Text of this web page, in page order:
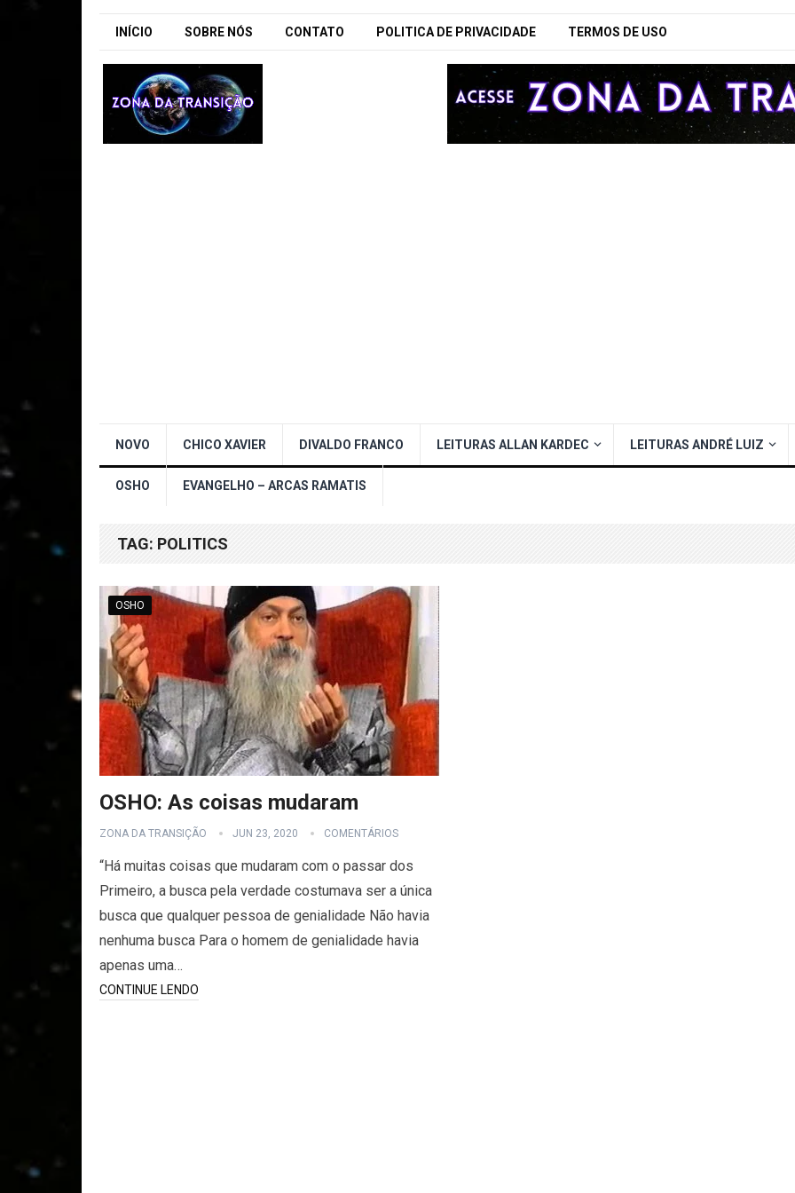
INÍCIO SOBRE NÓS CONTATO POLITICA DE PRIVACIDADE TERMOS DE USO
NOVO CHICO XAVIER DIVALDO FRANCO LEITURAS ALLAN KARDEC LEITURAS ANDRÉ LUIZ
OSHO EVANGELHO – ARCAS RAMATIS
TAG: POLITICS
OSHO
OSHO: As coisas mudaram
ZONA DA TRANSIÇÃO JUN 23, 2020 COMENTÁRIOS
“Há muitas coisas que mudaram com o passar dos
Primeiro, a busca pela verdade costumava ser a única
busca que qualquer pessoa de genialidade Não havia
nenhuma busca Para o homem de genialidade havia
apenas uma…
CONTINUE LENDO